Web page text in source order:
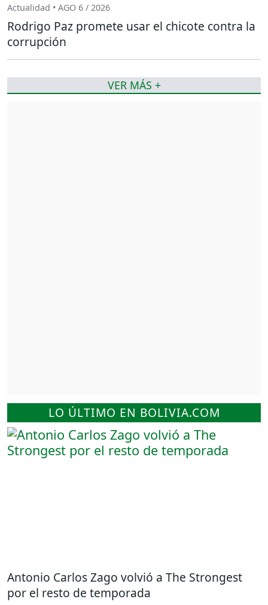
LO ÚLTIMO EN BOLIVIA.COM
Antonio Carlos Zago volvió a The Strongest
por el resto de temporada
Actualidad • AGO 6 / 2026
Rodrigo Paz promete usar el chicote contra la
corrupción
VER MÁS +